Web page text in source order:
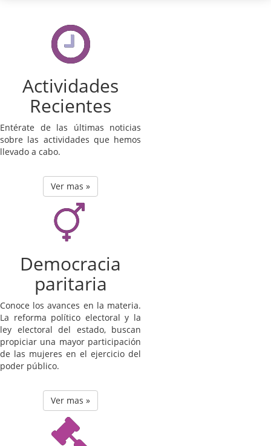
Actividades
Recientes
Entérate de las últimas noticias
sobre las actividades que hemos
llevado a cabo.
Ver mas »
Democracia
paritaria
Conoce los avances en la materia.
La reforma político electoral y la
ley electoral del estado, buscan
propiciar una mayor participación
de las mujeres en el ejercicio del
poder público.
Ver mas »